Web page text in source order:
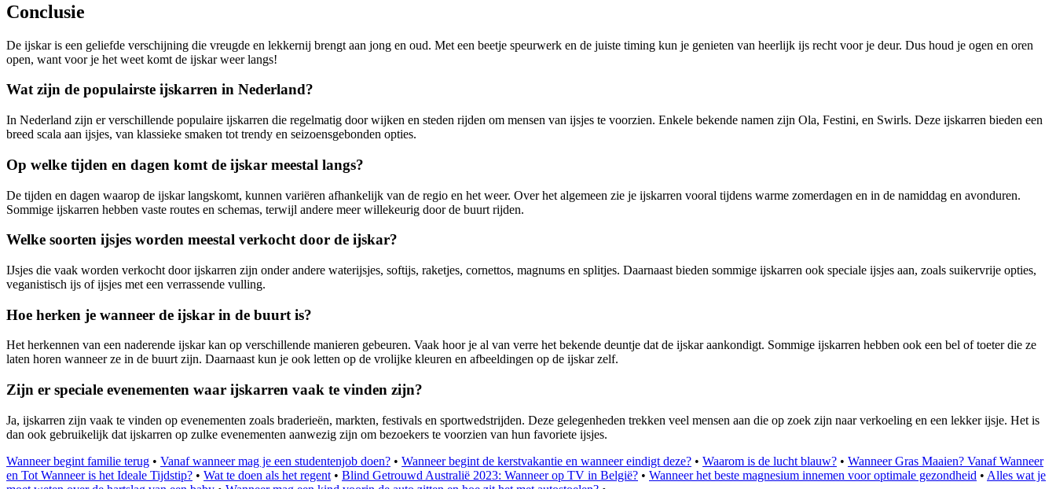
Conclusie
De ijskar is een geliefde verschijning die vreugde en lekkernij brengt aan jong en oud. Met een beetje speurwerk en de juiste timing kun je genieten van heerlijk ijs recht voor je deur. Dus houd je ogen en oren
open, want voor je het weet komt de ijskar weer langs!
Wat zijn de populairste ijskarren in Nederland?
In Nederland zijn er verschillende populaire ijskarren die regelmatig door wijken en steden rijden om mensen van ijsjes te voorzien. Enkele bekende namen zijn Ola, Festini, en Swirls. Deze ijskarren bieden een
breed scala aan ijsjes, van klassieke smaken tot trendy en seizoensgebonden opties.
Op welke tijden en dagen komt de ijskar meestal langs?
De tijden en dagen waarop de ijskar langskomt, kunnen variëren afhankelijk van de regio en het weer. Over het algemeen zie je ijskarren vooral tijdens warme zomerdagen en in de namiddag en avonduren.
Sommige ijskarren hebben vaste routes en schemas, terwijl andere meer willekeurig door de buurt rijden.
Welke soorten ijsjes worden meestal verkocht door de ijskar?
IJsjes die vaak worden verkocht door ijskarren zijn onder andere waterijsjes, softijs, raketjes, cornettos, magnums en splitjes. Daarnaast bieden sommige ijskarren ook speciale ijsjes aan, zoals suikervrije opties,
veganistisch ijs of ijsjes met een verrassende vulling.
Hoe herken je wanneer de ijskar in de buurt is?
Het herkennen van een naderende ijskar kan op verschillende manieren gebeuren. Vaak hoor je al van verre het bekende deuntje dat de ijskar aankondigt. Sommige ijskarren hebben ook een bel of toeter die ze
laten horen wanneer ze in de buurt zijn. Daarnaast kun je ook letten op de vrolijke kleuren en afbeeldingen op de ijskar zelf.
Zijn er speciale evenementen waar ijskarren vaak te vinden zijn?
Ja, ijskarren zijn vaak te vinden op evenementen zoals braderieën, markten, festivals en sportwedstrijden. Deze gelegenheden trekken veel mensen aan die op zoek zijn naar verkoeling en een lekker ijsje. Het is
dan ook gebruikelijk dat ijskarren op zulke evenementen aanwezig zijn om bezoekers te voorzien van hun favoriete ijsjes.
Wanneer begint familie terug • Vanaf wanneer mag je een studentenjob doen? • Wanneer begint de kerstvakantie en wanneer eindigt deze? • Waarom is de lucht blauw? • Wanneer Gras Maaien? Vanaf Wanneer
en Tot Wanneer is het Ideale Tijdstip? • Wat te doen als het regent • Blind Getrouwd Australië 2023: Wanneer op TV in België? • Wanneer het beste magnesium innemen voor optimale gezondheid • Alles wat je